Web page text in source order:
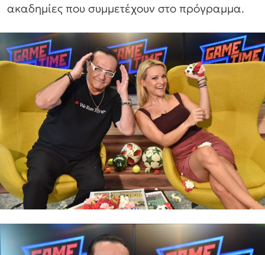
ακαδημίες που συμμετέχουν στο πρόγραμμα.